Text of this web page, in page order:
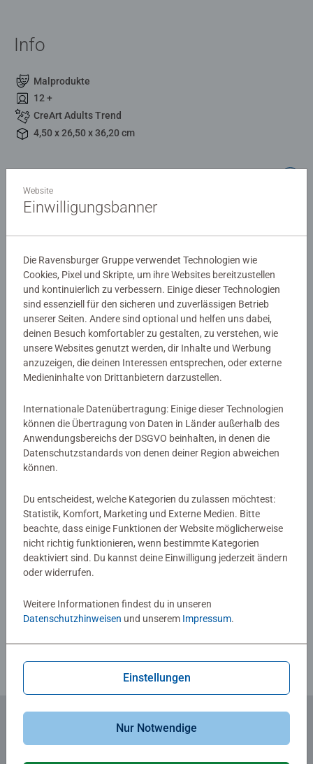
Info
Malprodukte
12 +
CreArt Adults Trend
4,50 x 26,50 x 36,20 cm
Coole Designs, leuchtende Farben und glänzender Lack
ab 12. Die Motivlinien sind bereits vorgedruckt und
nummeriert und müssen mit den fertig gemischten
Acrylfarben ausgemalt werden. Das ist Malspaß mit
Erfolgsgarantie für eine einzigartige Wanddekoration.
Malen war noch nie so einfach!
Mit CreArt - Malen nach Zahlen von Ravensburger den
Weg zur inneren Ruhe und Entspannung finden. Einfach
zum Malen benötigt wird und es ist kein Mischen der
Farben notwendig. Das fertig gemalte Bild eignet sich als
trendige Dekoration in jedem Zuhause. Das Ravensburger
CreArt - Malen nach Zahlen Programm bietet eine große
Details
Artikelnummer:
23893
EAN:
4005556238934
Warnhinweise und Herstellerinformation
Noch keine Bewertungen
abgegeben
0/0
... und 5 € Gutschein sichern!
Website
Einwilligungsbanner
Die Ravensburger Gruppe verwendet Technologien wie
Cookies, Pixel und Skripte, um ihre Websites bereitzustellen
und kontinuierlich zu verbessern. Einige dieser Technologien
sind essenziell für den sicheren und zuverlässigen Betrieb
unserer Seiten. Andere sind optional und helfen uns dabei,
deinen Besuch komfortabler zu gestalten, zu verstehen, wie
unsere Websites genutzt werden, dir Inhalte und Werbung
anzuzeigen, die deinen Interessen entsprechen, oder externe
Medieninhalte von Drittanbietern darzustellen.
Internationale Datenübertragung: Einige dieser Technologien
können die Übertragung von Daten in Länder außerhalb des
Anwendungsbereichs der DSGVO beinhalten, in denen die
Datenschutzstandards von denen deiner Region abweichen
können.
Du entscheidest, welche Kategorien du zulassen möchtest:
Statistik, Komfort, Marketing und Externe Medien. Bitte
beachte, dass einige Funktionen der Website möglicherweise
nicht richtig funktionieren, wenn bestimmte Kategorien
deaktiviert sind. Du kannst deine Einwilligung jederzeit ändern
oder widerrufen.
Weitere Informationen findest du in unseren
Datenschutzhinweisen und unserem Impressum.
Einstellungen
Nur Notwendige